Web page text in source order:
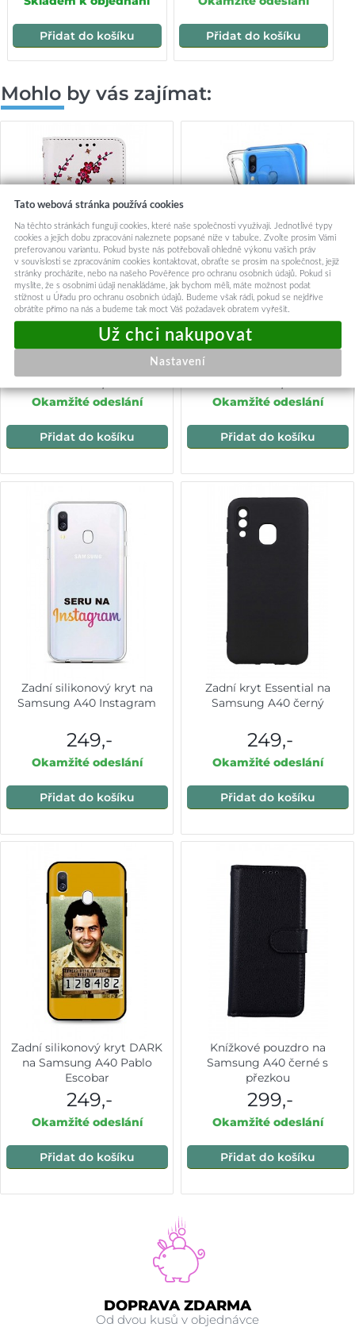
Přidat do košíku Přidat do košíku
Mohlo by vás zajímat:
Knížkové pouzdro na
Samsung A40 Kytičky
299,-
Okamžité odeslání
Přidat do košíku
Ultratenký silikonový kryt na
Samsung A40 0,5 mm
149,-
Okamžité odeslání
Přidat do košíku
Zadní silikonový kryt na
Samsung A40 Instagram
249,-
Okamžité odeslání
Přidat do košíku
Zadní kryt Essential na
Samsung A40 černý
249,-
Okamžité odeslání
Přidat do košíku
Zadní silikonový kryt DARK
na Samsung A40 Pablo
Escobar
249,-
Okamžité odeslání
Přidat do košíku
Knížkové pouzdro na
Samsung A40 černé s
přezkou
299,-
Okamžité odeslání
Přidat do košíku
DOPRAVA ZDARMA
Od dvou kusů v objednávce
Tato webová stránka používá cookies
Na těchto stránkách fungují cookies, které naše společnosti využívají. Jednotlivé typy
cookies a jejich dobu zpracování naleznete popsané níže v tabulce. Zvolte prosím Vámi
preferovanou variantu. Pokud byste nás potřebovali ohledně výkonu vašich práv
v souvislosti se zpracováním cookies kontaktovat, obraťte se prosím na společnost, jejíž
stránky procházíte, nebo na našeho Pověřence pro ochranu osobních údajů. Pokud si
myslíte, že s osobními údaji nenakládáme, jak bychom měli, máte možnost podat
stížnost u Úřadu pro ochranu osobních údajů. Budeme však rádi, pokud se nejdříve
obrátíte přímo na nás a budeme tak moct Váš požadavek obratem vyřešit.
Nastavení